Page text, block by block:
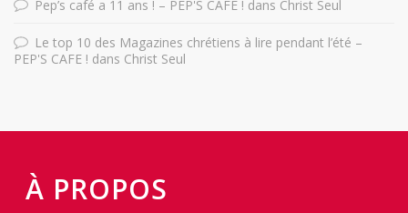
Pep’s café a 11 ans ! – PEP'S CAFE ! dans Christ Seul
Le top 10 des Magazines chrétiens à lire pendant l’été –
PEP'S CAFE ! dans Christ Seul
À PROPOS